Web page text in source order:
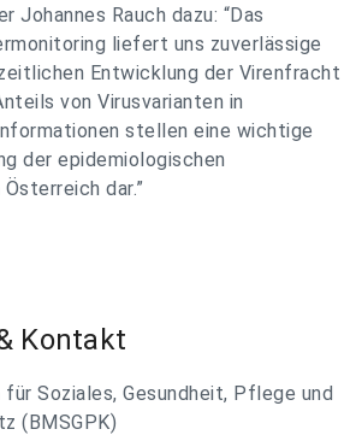
Johannes Rauch dazu: “Das
liefert uns zuverlässige
Entwicklung der Virenfracht
von Virusvarianten in
stellen eine wichtige
der epidemiologischen
dar.”
Kontakt
für Soziales, Gesundheit, Pflege und
(BMSGPK)